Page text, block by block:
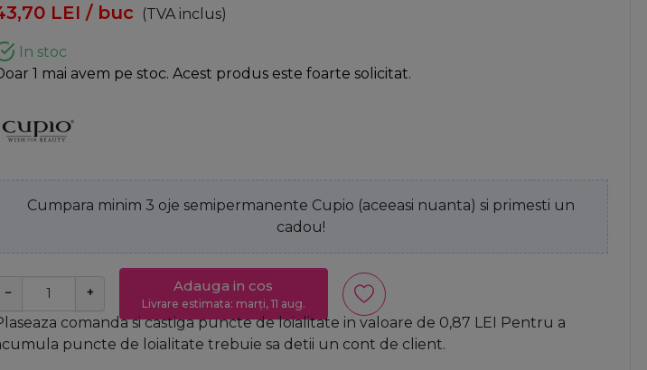
LEI / buc (TVA inclus)
In stoc
1 mai avem pe stoc. Acest produs este foarte solicitat.
Cumpara minim 3 oje semipermanente Cupio (aceeasi nuanta) si primesti un
cadou!
− + Adauga in cos
Livrare estimata: marți, 11 aug.
comanda si castiga puncte de loialitate in valoare de 0,87 LEI Pentru a
puncte de loialitate trebuie sa detii un cont de client.